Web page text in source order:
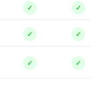
✓ ✓
✓ ✓
✓ ✓